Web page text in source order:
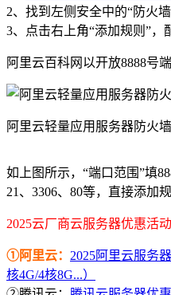
2、找到左侧安全中的“防火墙
3、点击右上角“添加规则”，
阿里云百科网以开放8888号
阿里云轻量应用服务器防火
如上图所示，“端口范围”填
21、3306、80等，直接添加
2025云厂商云服务器优惠活动
①阿里云： 2025阿里云服务
核4G/4核8G...）